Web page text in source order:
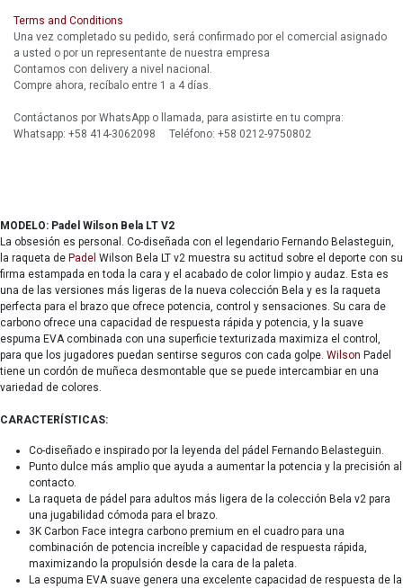
Terms and Conditions
Una vez completado su pedido, será confirmado por el comercial asignado
a usted o por un representante de nuestra empresa
Contamos con delivery a nivel nacional.
Compre ahora, recíbalo entre 1 a 4 días.
Contáctanos por WhatsApp o llamada, para asistirte en tu compra:
Whatsapp: +58 414-3062098 Teléfono: +58 0212-9750802
MODELO: Padel Wilson Bela LT V2
La obsesión es personal. Co-diseñada con el legendario Fernando Belasteguin,
la raqueta de Padel Wilson Bela LT v2 muestra su actitud sobre el deporte con su
firma estampada en toda la cara y el acabado de color limpio y audaz. Esta es
una de las versiones más ligeras de la nueva colección Bela y es la raqueta
perfecta para el brazo que ofrece potencia, control y sensaciones. Su cara de
carbono ofrece una capacidad de respuesta rápida y potencia, y la suave
espuma EVA combinada con una superficie texturizada maximiza el control,
para que los jugadores puedan sentirse seguros con cada golpe. Wilson Padel
tiene un cordón de muñeca desmontable que se puede intercambiar en una
variedad de colores.
CARACTERÍSTICAS:
Co-diseñado e inspirado por la leyenda del pádel Fernando Belasteguin.
Punto dulce más amplio que ayuda a aumentar la potencia y la precisión al
contacto.
La raqueta de pádel para adultos más ligera de la colección Bela v2 para
una jugabilidad cómoda para el brazo.
3K Carbon Face integra carbono premium en el cuadro para una
combinación de potencia increíble y capacidad de respuesta rápida,
maximizando la propulsión desde la cara de la paleta.
La espuma EVA suave genera una excelente capacidad de respuesta de la